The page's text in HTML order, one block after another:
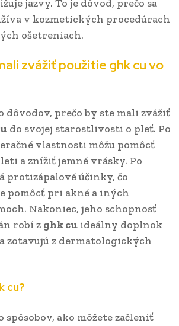
jazvy. To je dôvod, prečo sa
v kozmetických procedúrach
ošetreniach.
zvážiť použitie ghk cuvo
dôvodov, prečo by ste mali zvážiť
do svojej starostlivosti o pleť. Po
vlastnosti môžu pomôcť
a znížiť jemné vrásky. Po
protizápalové účinky, čo
pomôcť pri akné a iných
Nakoniec, jeho schopnosť
robí z ghk cu ideálny doplnok
zotavujú z dermatologických
cu?
ako môžete začleniť